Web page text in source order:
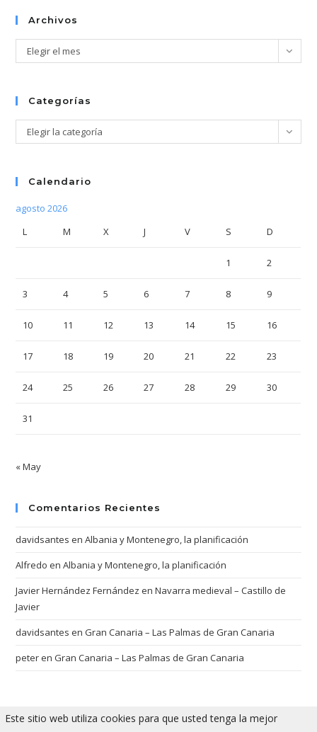
el
Archivos
Archivos
Elegir el mes
Categorías
Categorías
Elegir la categoría
Calendario
agosto 2026
L
M X J V S D
1 2
3 4 5 6 7 8 9
10 11 12 13 14 15 16
17 18 19 20 21 22 23
24 25 26 27 28 29 30
31
« May
Comentarios Recientes
davidsantes enAlbania y Montenegro, la planificación
Alfredo enAlbania y Montenegro, la planificación
Javier Hernández Fernández enNavarra medieval – Castillo de
Javier
davidsantes enGran Canaria – Las Palmas de Gran Canaria
peterenGran Canaria – Las Palmas de Gran Canaria
Este sitio web utiliza cookies para que usted tenga la mejor